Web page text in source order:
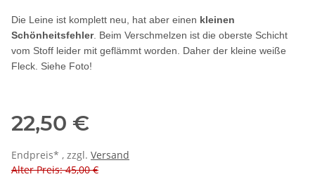
Die Leine ist komplett neu, hat aber einen kleinen
Schönheitsfehler. Beim Verschmelzen ist die oberste Schicht
vom Stoff leider mit geflämmt worden. Daher der kleine weiße
Fleck. Siehe Foto!
22,50 €
Endpreis* , zzgl. Versand
Alter Preis: 45,00 €